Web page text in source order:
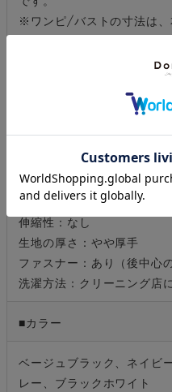
※ワンピ/バストの寸法は
の位置になります。
光沢感：なし
透け感：デコルテから肩に
ウエストゴム：あり(後ろの
ポケット：あり
伸縮性：なし
生地の厚さ：やや厚手
ファスナー：あり（後中心の
洗濯方法：クリーニング店
■カラー
ベージュブラック、ネイビ
レー、ブラックホワイト